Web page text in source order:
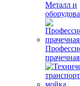
Металл и